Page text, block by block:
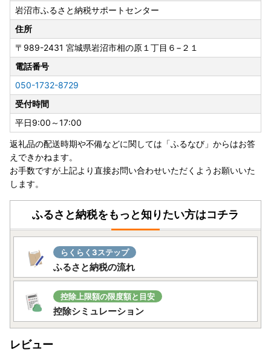
岩沼市ふるさと納税サポートセンター
住所
〒989-2431 宮城県岩沼市相の原１丁目６−２１
電話番号
050-1732-8729
受付時間
平日9:00～17:00
返礼品の配送時期や不備などに関しては「ふるなび」からはお答
えできかねます。
お手数ですが上記より直接お問い合わせいただくようお願いいた
します。
ふるさと納税をもっと知りたい方はコチラ
らくらく3ステップ
ふるさと納税の流れ
控除上限額の限度額と目安
控除シミュレーション
レビュー